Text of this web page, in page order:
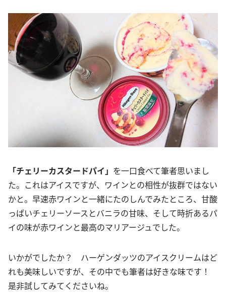
「チェリーカスタードパイ」 を一口食べて筆者思いまし
た。これはアイスですが、ワインとの相性が抜群ではない
かと。早速赤ワインと一緒にたのしんでみたところ、甘酸
っぱいチェリーソースとバニラの甘味、そして時折あるパ
イの味が赤ワインと最高のマリアージュでした。
いかがでしたか？ ハーゲンダッツのアイスクリームはど
れも美味しいですが、その中でも筆者は好きな味です！
是非試してみてくださいね。